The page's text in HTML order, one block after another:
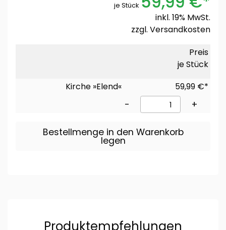
je Stück
inkl. 19% MwSt.
zzgl. Versandkosten
Preis
je Stück
Kirche »Elend«
59,99 €*
- +
Bestellmenge in den Warenkorb
legen
Produktempfehlungen